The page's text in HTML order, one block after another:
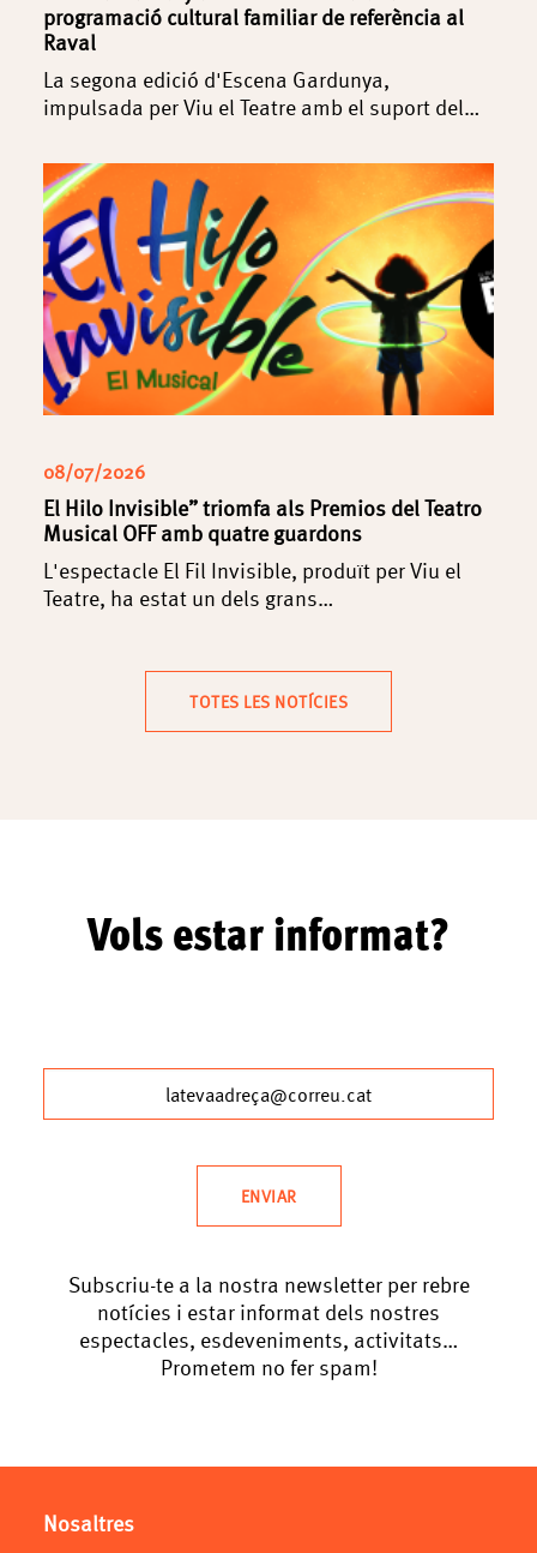
programació cultural familiar de referència al
Raval
La segona edició d'Escena Gardunya,
impulsada per Viu el Teatre amb el suport del…
08/07/2026
El Hilo Invisible” triomfa als Premios del Teatro
Musical OFF amb quatre guardons
L'espectacle El Fil Invisible, produït per Viu el
Teatre, ha estat un dels grans…
TOTES LES NOTÍCIES
Vols estar informat?
Subscriu-te a la nostra newsletter per rebre
notícies i estar informat dels nostres
espectacles, esdeveniments, activitats…
Prometem no fer spam!
Nosaltres